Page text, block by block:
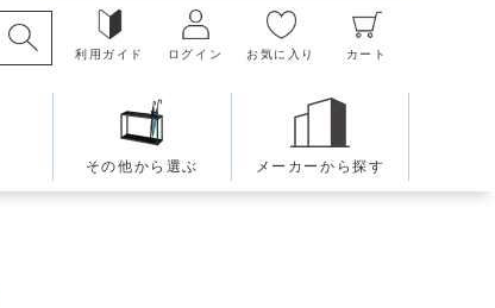
利用ガイド ログイン お気に入り カート
その他から選ぶ メーカーから探す